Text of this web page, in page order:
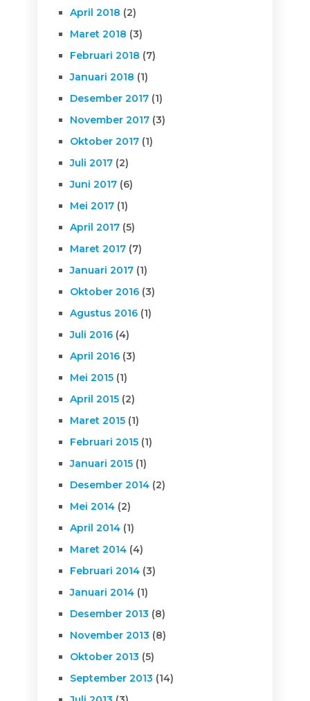
April 2018 (2)
Maret 2018 (3)
Februari 2018 (7)
Januari 2018 (1)
Desember 2017(1)
November 2017(3)
Oktober 2017(1)
Juli 2017(2)
Juni 2017(6)
Mei 2017(1)
April 2017(5)
Maret 2017(7)
Januari 2017(1)
Oktober 2016(3)
Agustus 2016(1)
Juli 2016(4)
April 2016(3)
Mei 2015(1)
April 2015(2)
Maret 2015(1)
Februari 2015(1)
Januari 2015(1)
Desember 2014(2)
Mei 2014(2)
April 2014(1)
Maret 2014(4)
Februari 2014(3)
Januari 2014(1)
Desember 2013 (8)
November 2013 (8)
Oktober 2013 (5)
September 2013 (14)